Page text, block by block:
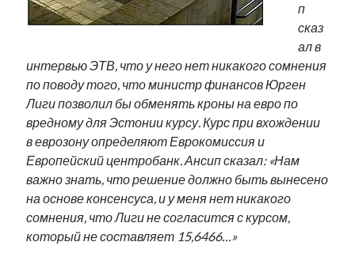
Образование
Экономика
Эстония и Россия
Юмор
Метки
radio narva takinada андрус ансип
ансиппиада видео
п
сказ
ал в
интервью ЭТВ, что у него нет никакого сомнения
по поводу того, что министр финансов Юрген
Лиги позволил бы обменять кроны на евро по
вредному для Эстонии курсу. Курс при вхождении
в еврозону определяют Еврокомиссия и
Европейский центробанк. Ансип сказал: «Нам
важно знать, что решение должно быть вынесено
на основе консенсуса, и у меня нет никакого
сомнения, что Лиги не согласится с курсом,
который не составляет 15,6466…»